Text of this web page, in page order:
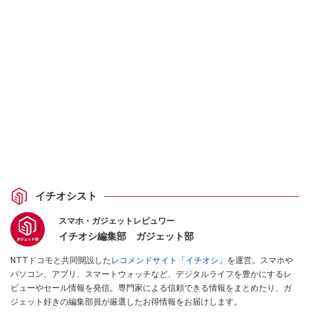
イチオシスト
スマホ・ガジェットレビュワー
イチオシ編集部 ガジェット部
NTTドコモと共同開設したレコメンドサイト「イチオシ」 を運営。スマホや
パソコン、アプリ、スマートウォッチなど、デジタルライフを豊かにするレ
ビューやセール情報を発信。専門家による信頼できる情報をまとめたり、ガ
ジェット好きの編集部員が厳選したお得情報をお届けします。